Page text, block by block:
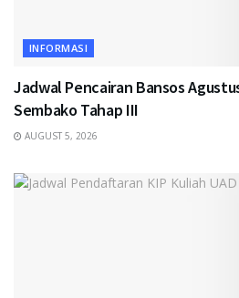
INFORMASI
Jadwal Pencairan Bansos
Sembako Tahap III
AUGUST 5, 2026